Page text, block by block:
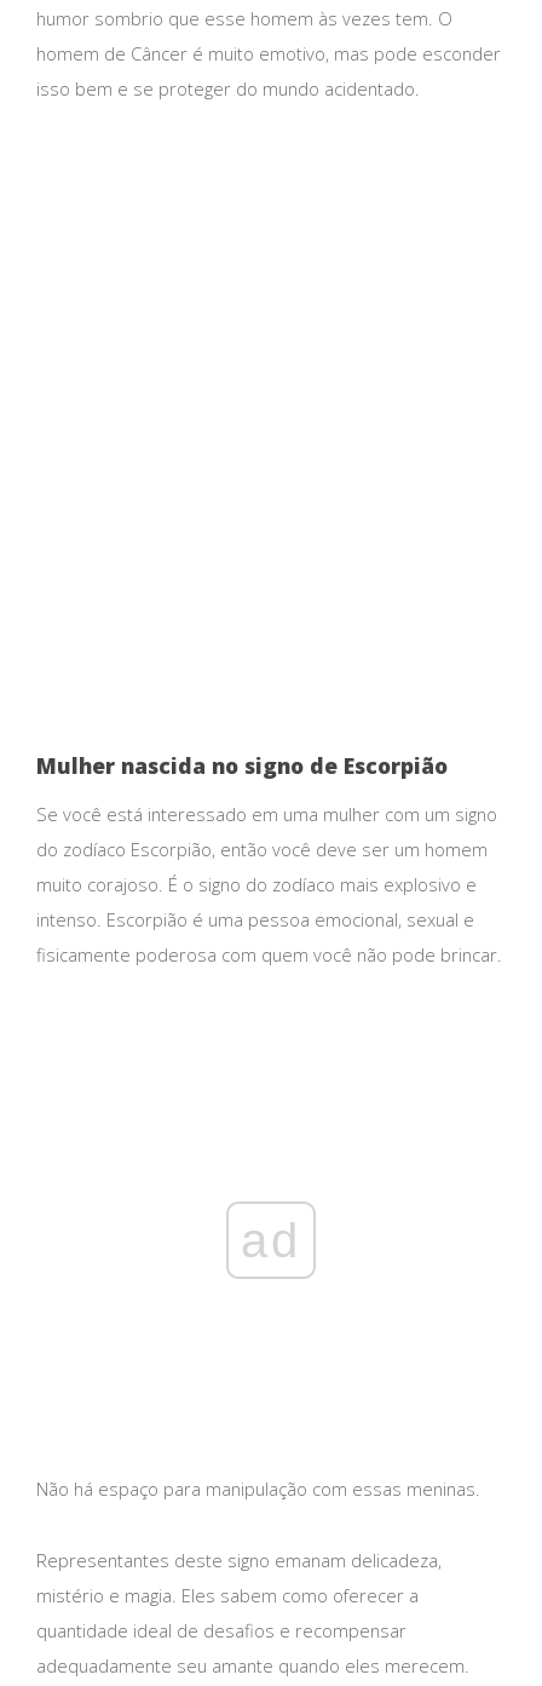
humor sombrio que esse homem às vezes tem. O
homem de Câncer é muito emotivo, mas pode esconder
isso bem e se proteger do mundo acidentado.
Mulher nascida no signo de Escorpião
Se você está interessado em uma mulher com um signo
do zodíaco Escorpião, então você deve ser um homem
muito corajoso. É o signo do zodíaco mais explosivo e
intenso. Escorpião é uma pessoa emocional, sexual e
fisicamente poderosa com quem você não pode brincar.
ad
Não há espaço para manipulação com essas meninas.
Representantes deste signo emanam delicadeza,
mistério e magia. Eles sabem como oferecer a
quantidade ideal de desafios e recompensar
adequadamente seu amante quando eles merecem.